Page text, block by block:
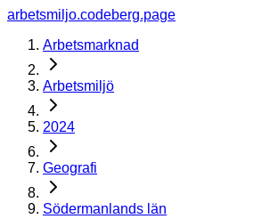
arbetsmiljo.codeberg.page
Arbetsmarknad
Arbetsmiljö
2024
Geografi
Södermanlands län